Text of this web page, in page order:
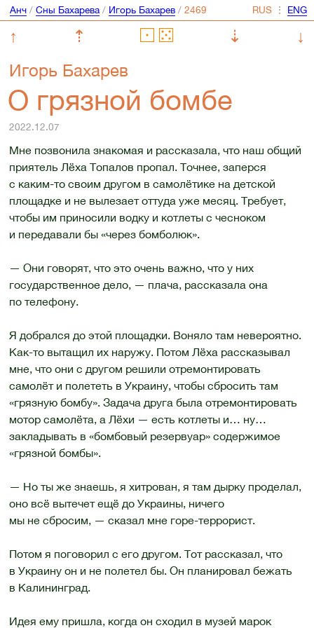
Анч/ Сны Бахарева/ Игорь Бахарев/ ⋮
↑ ⇡ ⇣
↓
Игорь Бахарев
О грязной бомбе
2022.12.07
Мне позвонила знакомая и рассказала, что наш общий
приятель Лёха Топалов пропал. Точнее, заперся
с каким-то своим другом в самолётике на детской
площадке и не вылезает оттуда уже месяц. Требует,
чтобы им приносили водку и котлеты с чесноком
и передавали бы «через бомболюк».
— Они говорят, что это очень важно, что у них
государственное дело, — плача, рассказала она
по телефону.
Я добрался до этой площадки. Воняло там невероятно.
Как-то вытащил их наружу. Потом Лёха рассказывал
мне, что они с другом решили отремонтировать
самолёт и полететь в Украину, чтобы сбросить там
«грязную бомбу». Задача друга была отремонтировать
мотор самолёта, а Лёхи — есть котлеты и… ну…
закладывать в «бомбовый резервуар» содержимое
«грязной бомбы».
— Но ты же знаешь, я хитрован, я там дырку проделал,
оно всё вытечет ещё до Украины, ничего
мы не сбросим, — сказал мне горе-террорист.
Потом я поговорил с его другом. Тот рассказал, что
в Украину он и не полетел бы. Он планировал бежать
в Калининград.
Идея ему пришла, когда он сходил в музей марок